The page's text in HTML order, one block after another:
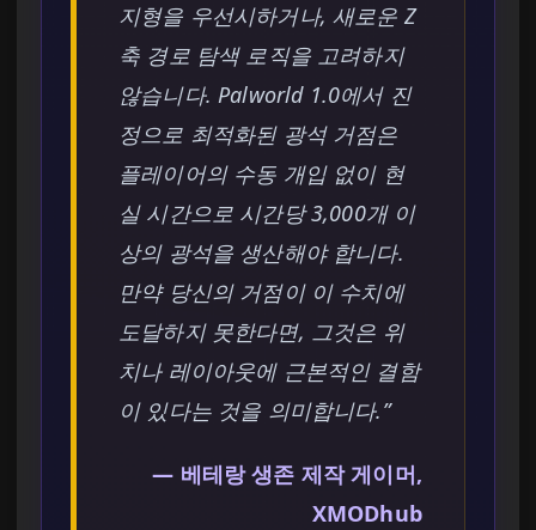
지형을 우선시하거나, 새로운 Z
축 경로 탐색 로직을 고려하지
않습니다. Palworld 1.0에서 진
정으로 최적화된 광석 거점은
플레이어의 수동 개입 없이 현
실 시간으로 시간당 3,000개 이
상의 광석을 생산해야 합니다.
만약 당신의 거점이 이 수치에
도달하지 못한다면, 그것은 위
치나 레이아웃에 근본적인 결함
이 있다는 것을 의미합니다.”
— 베테랑 생존 제작 게이머,
XMODhub